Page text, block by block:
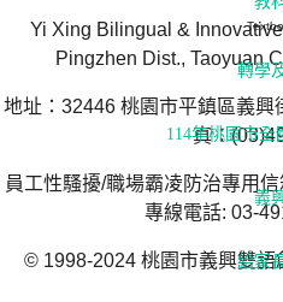
Yi Xing Bilingual &
Pingzhen Dist., Taoyuan
地址：32446 桃園市平鎮區義
真：
員工性騷擾/職場霸凌防治專用
專線電話: 03-
© 1998-2024 桃園市義興雙語
轉學
114年桃園市全
義
給家